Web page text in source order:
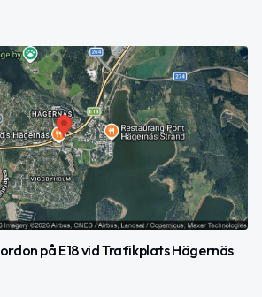
på E18 vid Trafikplats Hägernäs